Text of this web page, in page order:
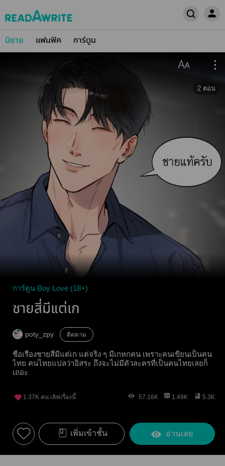
นิยาย แฟนฟิค การ์ตูน
2 ตอน
การ์ตูน Boy Love (18+)
ชายสี่มีแต่เก
poty_zpy ติดตาม
ชื่อเรื่องชายสี่มีแต่เก แต่จริง ๆ มีเกหกคน เพราะคนเขียนเป็นคน
ไทย คนไทยแปลว่าอิสระ ถึงจะไม่มีตัวละครที่เป็นคนไทยเลยก็
เถอะ
1.37K คน เลิฟเรื่องนี้ 57.16K 1.49K 5.3K
เพิ่มเข้าชั้น อ่านเลย